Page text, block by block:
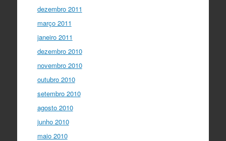
dezembro 2011
março 2011
janeiro 2011
dezembro 2010
novembro 2010
outubro 2010
setembro 2010
agosto 2010
junho 2010
maio 2010